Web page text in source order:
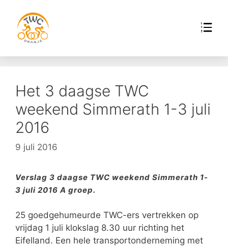
Het 3 daagse TWC
weekend Simmerath 1-3 juli
2016
9 juli 2016
Verslag 3 daagse TWC weekend Simmerath 1-
3 juli 2016 A groep.
25 goedgehumeurde TWC-ers vertrekken op
vrijdag 1 juli klokslag 8.30 uur richting het
Eifelland. Een hele transportonderneming met